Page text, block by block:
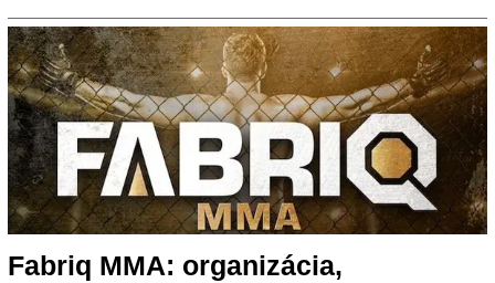
Fabriq MMA: organizácia,